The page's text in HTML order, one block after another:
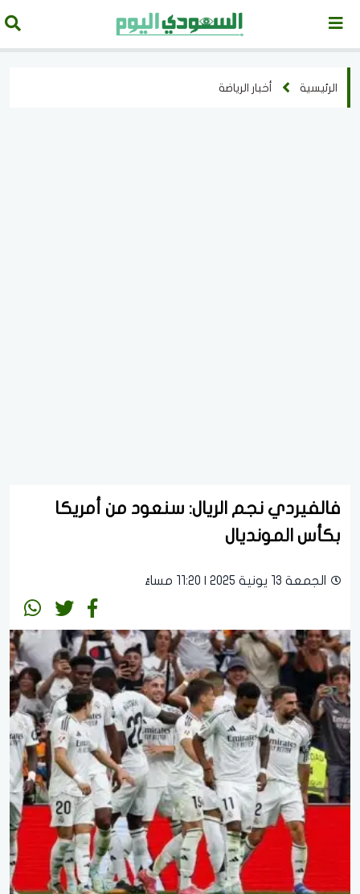
الرئيسية أخبار الرياضة
فالفيردي نجم الريال: سنعود من أمريكا
بكأس المونديال
الجمعة 13 يونية 2025 | 11:20 مساءً